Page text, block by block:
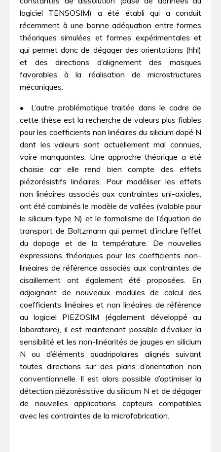
logiciel TENSOSIM) a été établi qui a conduit
récemment à une bonne adéquation entre formes
théoriques simulées et formes expérimentales et
qui permet donc de dégager des orientations (hhl)
et des directions d’alignement des masques
favorables à la réalisation de microstructures
mécaniques.
• L’autre problématique traitée dans le cadre de
cette thèse est la recherche de valeurs plus fiables
pour les coefficients non linéaires du silicium dopé N
dont les valeurs sont actuellement mal connues,
voire manquantes. Une approche théorique a été
choisie car elle rend bien compte des effets
piézorésistifs linéaires. Pour modéliser les effets
non linéaires associés aux contraintes uni-axiales,
ont été combinés le modèle de vallées (valable pour
le silicium type N) et le formalisme de l’équation de
transport de Boltzmann qui permet d’inclure l’effet
du dopage et de la température. De nouvelles
expressions théoriques pour les coefficients non-
linéaires de référence associés aux contraintes de
cisaillement ont également été proposées. En
adjoignant de nouveaux modules de calcul des
coefficients linéaires et non linéaires de référence
au logiciel PIEZOSIM (également développé au
laboratoire), il est maintenant possible d’évaluer la
sensibilité et les non-linéarités de jauges en silicium
N ou d’éléments quadripolaires alignés suivant
toutes directions sur des plans d’orientation non
conventionnelle. Il est alors possible d’optimiser la
détection piézorésistive du silicium N et de dégager
de nouvelles applications capteurs compatibles
avec les contraintes de la microfabrication.